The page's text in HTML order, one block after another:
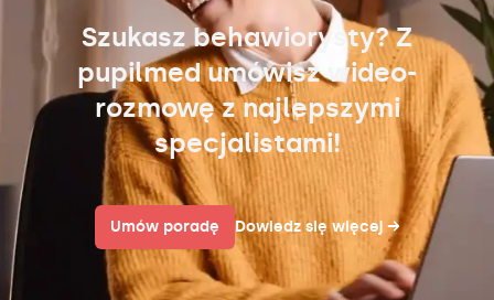
Szukasz behawiorysty? Z
pupilmed umówisz wideo-
rozmowę z najlepszymi
specjalistami!
Umów poradę Dowiedz się więcej →